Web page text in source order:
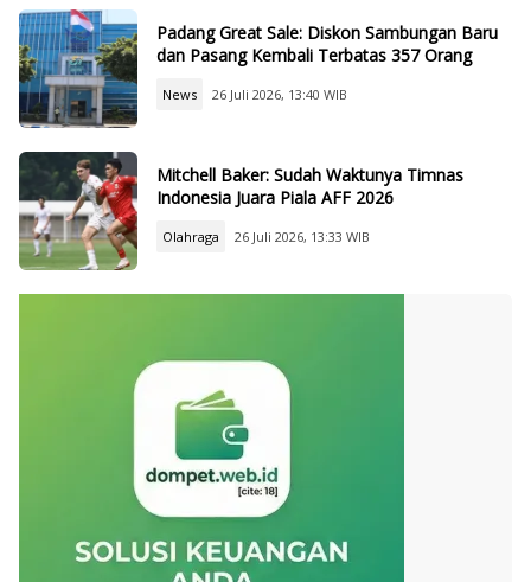
Padang Great Sale: Diskon Sambungan Baru
dan Pasang Kembali Terbatas 357 Orang
News 26 Juli 2026, 13:40 WIB
Mitchell Baker: Sudah Waktunya Timnas
Indonesia Juara Piala AFF 2026
Olahraga 26 Juli 2026, 13:33 WIB